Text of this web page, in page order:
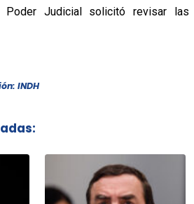
Poder Judicial solicitó revisar las
INDH